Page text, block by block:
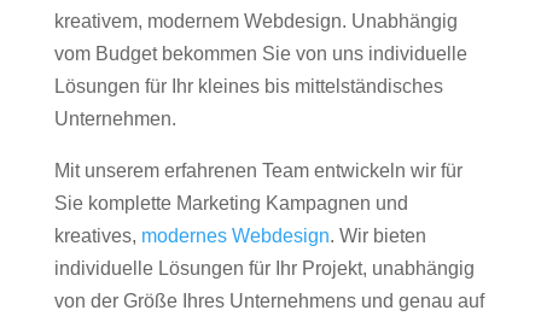
kreativem, modernem Webdesign. Unabhängig
vom Budget bekommen Sie von uns individuelle
Lösungen für Ihr kleines bis mittelständisches
Unternehmen.
Mit unserem erfahrenen Team entwickeln wir für
Sie komplette Marketing Kampagnen und
kreatives, modernes Webdesign. Wir bieten
individuelle Lösungen für Ihr Projekt, unabhängig
von der Größe Ihres Unternehmens und genau auf